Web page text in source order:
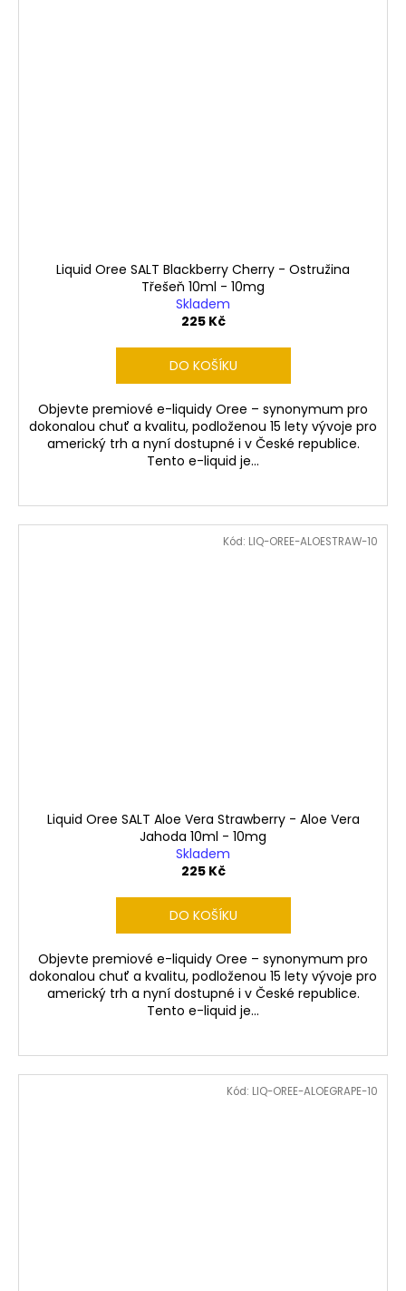
Liquid Oree SALT Blackberry Cherry - Ostružina
Třešeň 10ml - 10mg
Skladem
225 Kč
DO KOŠÍKU
Objevte premiové e-liquidy Oree – synonymum pro
dokonalou chuť a kvalitu, podloženou 15 lety vývoje pro
americký trh a nyní dostupné i v České republice.
Tento e-liquid je...
Liquid Oree SALT Aloe Vera Strawberry - Aloe Vera
Jahoda 10ml - 10mg
Skladem
225 Kč
DO KOŠÍKU
Objevte premiové e-liquidy Oree – synonymum pro
dokonalou chuť a kvalitu, podloženou 15 lety vývoje pro
americký trh a nyní dostupné i v České republice.
Tento e-liquid je...
Kód: LIQ-OREE-ALOESTRAW-10
Kód: LIQ-OREE-ALOEGRAPE-10